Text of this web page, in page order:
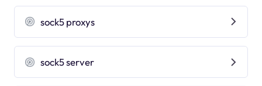
sock5 proxys
sock5 server